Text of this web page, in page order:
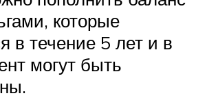
которые
в течение 5 лет и в
могут быть